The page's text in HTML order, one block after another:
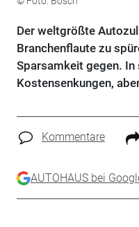
Der weltgrößte
Branchenflaute zu
Sparsamkeit gegen.
Kostensenkungen,
Kommentare
AUTOHAUS bei